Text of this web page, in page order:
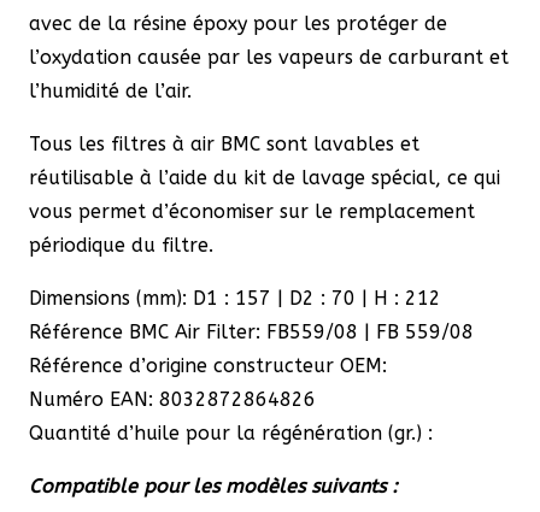
avec de la résine époxy pour les protéger de
l’oxydation causée par les vapeurs de carburant et
l’humidité de l’air.
Tous les filtres à air BMC sont lavables et
réutilisable à l’aide du kit de lavage spécial, ce qui
vous permet d’économiser sur le remplacement
périodique du filtre.
Dimensions (mm): D1 : 157 | D2 : 70 | H : 212
Référence BMC Air Filter: FB559/08 | FB 559/08
Référence d’origine constructeur OEM:
Numéro EAN: 8032872864826
Quantité d’huile pour la régénération (gr.) :
Compatible pour les modèles suivants :